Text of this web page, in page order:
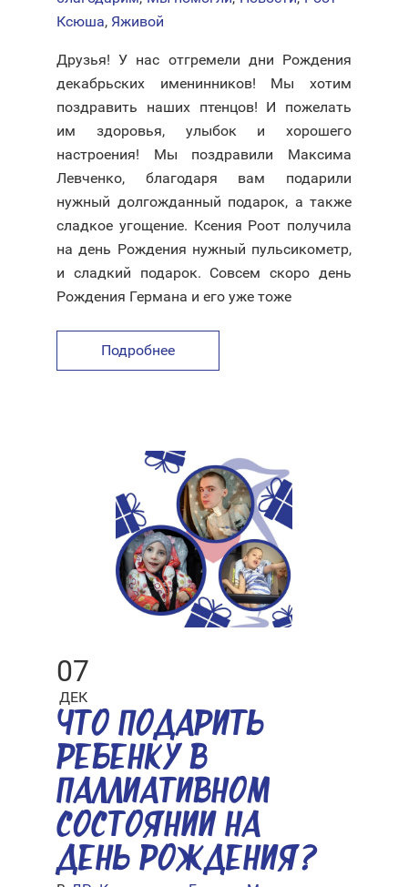
Ксюша, Яживой
Друзья! У нас отгремели дни Рождения
декабрьских именинников! Мы хотим
поздравить наших птенцов! И пожелать
им здоровья, улыбок и хорошего
настроения! Мы поздравили Максима
Левченко, благодаря вам подарили
нужный долгожданный подарок, а также
сладкое угощение. Ксения Роот получила
на день Рождения нужный пульсикометр,
и сладкий подарок. Совсем скоро день
Рождения Германа и его уже тоже
Подробнее
07
ДЕК
ЧТО ПОДАРИТЬ
РЕБЕНКУ В
ПАЛЛИАТИВНОМ
СОСТОЯНИИ НА
ДЕНЬ РОЖДЕНИЯ?